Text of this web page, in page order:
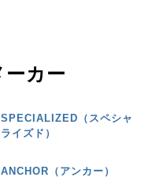
ーカー
SPECIALIZED（スペシャ
ライズド）
ANCHOR（アンカー）